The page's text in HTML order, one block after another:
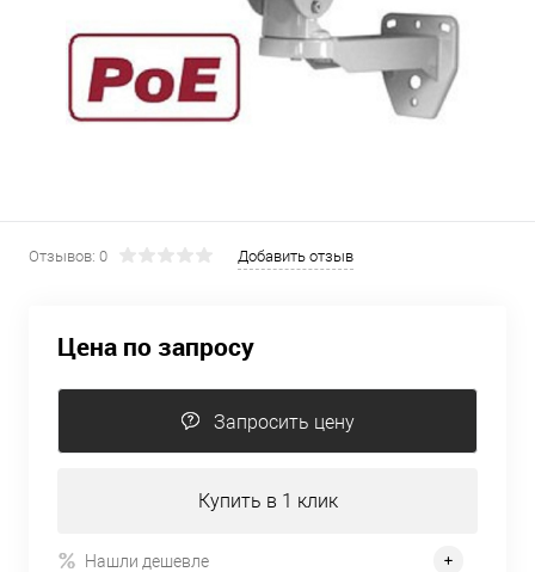
Отзывов: 0 Добавить отзыв
Цена по запросу
Запросить цену
Купить в 1 клик
Нашли дешевле